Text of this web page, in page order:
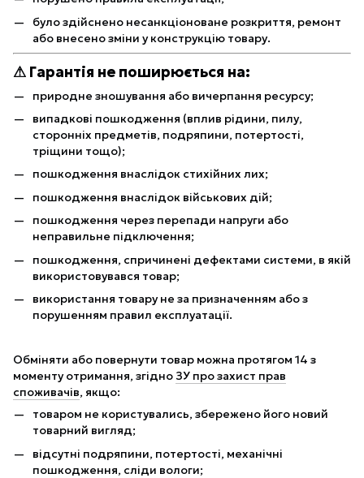
було здійснено несанкціоноване розкриття, ремонт
або внесено зміни у конструкцію товару.
⚠ Гарантія не поширюється на:
природне зношування або вичерпання ресурсу;
випадкові пошкодження (вплив рідини, пилу,
сторонніх предметів, подряпини, потертості,
тріщини тощо);
пошкодження внаслідок стихійних лих;
пошкодження внаслідок військових дій;
пошкодження через перепади напруги або
неправильне підключення;
пошкодження, спричинені дефектами системи, в якій
використовувався товар;
використання товару не за призначенням або з
порушенням правил експлуатації.
Обміняти або повернути товар можна протягом 14 з
моменту отримання, згідно ЗУ про захист прав
споживачів, якщо:
товаром не користувались, збережено його новий
товарний вигляд;
відсутні подряпини, потертості, механічні
пошкодження, сліди вологи;